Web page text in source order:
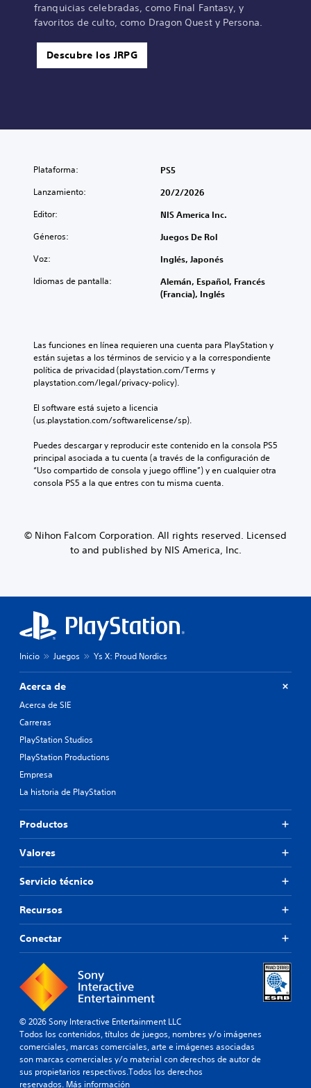
franquicias celebradas, como Final Fantasy, y
favoritos de culto, como Dragon Quest y Persona.
Descubre los JRPG
Plataforma: PS5
Lanzamiento: 20/2/2026
Editor: NIS America Inc.
Géneros: Juegos De Rol
Voz: Inglés, Japonés
Idiomas de pantalla:
Alemán, Español, Francés
(Francia), Inglés
Las funciones en línea requieren una cuenta para PlayStation y
están sujetas a los términos de servicio y a la correspondiente
política de privacidad (playstation.com/Terms y
playstation.com/legal/privacy-policy).
El software está sujeto a licencia
(us.playstation.com/softwarelicense/sp).
Puedes descargar y reproducir este contenido en la consola PS5
principal asociada a tu cuenta (a través de la configuración de
“Uso compartido de consola y juego offline”) y en cualquier otra
consola PS5 a la que entres con tu misma cuenta.
© Nihon Falcom Corporation. All rights reserved. Licensed
to and published by NIS America, Inc.
Inicio Juegos Ys X: Proud Nordics
Acerca de
Acerca de SIE
Carreras
PlayStation Studios
PlayStation Productions
Empresa
La historia de PlayStation
Productos
Valores
Servicio técnico
Recursos
Conectar
© 2026 Sony Interactive Entertainment LLC
Todos los contenidos, títulos de juegos, nombres y/o imágenes
comerciales, marcas comerciales, arte e imágenes asociadas
son marcas comerciales y/o material con derechos de autor de
sus propietarios respectivos.Todos los derechos
reservados. Más información